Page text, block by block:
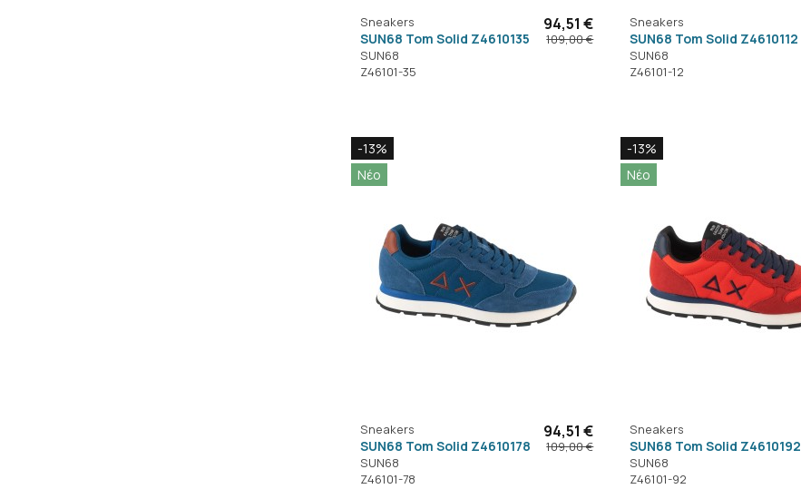
Sneakers
SUN68 Tom Solid Z4610135
SUN68
Z46101-35
94,51 €
109,00 €
Sneakers
SUN68 Tom Solid Z4610112
SUN68
Z46101-12
-13%
Νέο
Sneakers
SUN68 Tom Solid Z4610178
SUN68
Z46101-78
94,51 €
109,00 €
-13%
Νέο
Sneakers
SUN68 Tom Solid Z4610192
SUN68
Z46101-92